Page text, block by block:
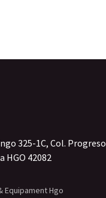
325-1C, Col. Progreso
HGO 42082
Equipament Hgo